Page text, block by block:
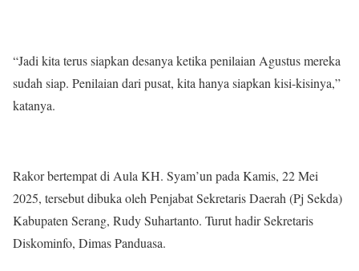
“Jadi kita terus siapkan desanya ketika penilaian Agustus mereka
sudah siap. Penilaian dari pusat, kita hanya siapkan kisi-kisinya,”
katanya.
Rakor bertempat di Aula KH. Syam’un pada Kamis, 22 Mei
2025, tersebut dibuka oleh Penjabat Sekretaris Daerah (Pj Sekda)
Kabupaten Serang, Rudy Suhartanto. Turut hadir Sekretaris
Diskominfo, Dimas Panduasa.